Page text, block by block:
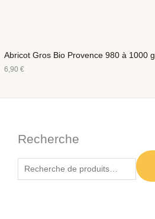
Abricot Gros Bio Provence 980 à 1000 g
6,90€
Recherche